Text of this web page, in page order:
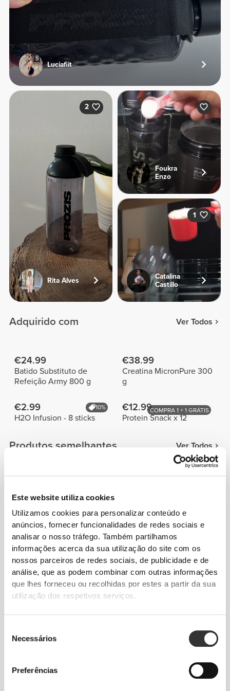
Este website utiliza cookies
Utilizamos cookies para personalizar conteúdo e
anúncios, fornecer funcionalidades de redes sociais e
analisar o nosso tráfego. Também partilhamos
informações acerca da sua utilização do site com os
nossos parceiros de redes sociais, de publicidade e de
análise, que as podem combinar com outras informações
que lhes forneceu ou recolhidas por estes a partir da sua
utilização dos respetivos serviços.
Necessários
Preferências
Luciafiit
2
Rita Alves
Foukra
Enzo
1
Catalina
Castillo
Adquirido com Ver Todos
€24.99
Batido Substituto de
Refeição Army 800 g
€38.99
Creatina MicronPure 300
g
€2.99 10%
H2O Infusion - 8 sticks
COMPRA 1 + 1 GRÁTIS
€12.99
Protein Snack x 12
Produtos semelhantes Ver Todos
Fusion Shaker Bottle - All
€14.99
Shaker Stratos
€9.99
Shaker Bottle Fusion
Mais vendidos Ver Todos
Shaker X Shaker Bottle Fusion
€14.99